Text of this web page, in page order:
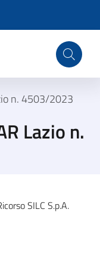
n. 4503/2023
Lazio n.
SILC S.p.A.